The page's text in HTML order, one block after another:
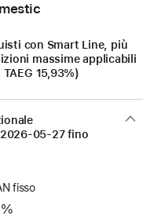
con Smart Line, più
massime applicabili
15,93%)
2026-05-27fino
fisso